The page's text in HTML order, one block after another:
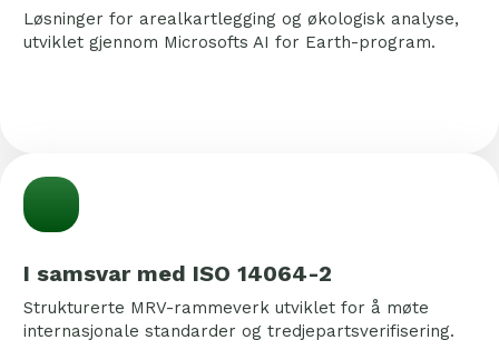
Løsninger for arealkartlegging og økologisk analyse,
utviklet gjennom Microsofts AI for Earth-program.
I samsvar med ISO 14064-2
Strukturerte MRV-rammeverk utviklet for å møte
internasjonale standarder og tredjepartsverifisering.